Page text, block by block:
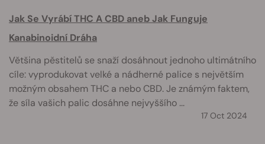
Jak Se Vyrábí THC A CBD aneb Jak Funguje
Kanabinoidní Dráha
Většina pěstitelů se snaží dosáhnout jednoho ultimátního
cíle: vyprodukovat velké a nádherné palice s největším
možným obsahem THC a nebo CBD. Je známým faktem,
že síla vašich palic dosáhne nejvyššího ...
17 Oct 2024